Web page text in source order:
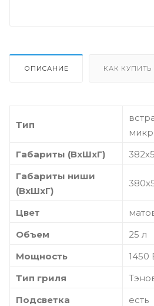
ОПИСАНИЕ КАК КУПИТЬ
Тип
Габариты (ВхШхГ)
Габариты ниши
(ВхШхГ)
Цвет
Объем
25 л
Мощность
1450
Тип гриля
Подсветка
есть